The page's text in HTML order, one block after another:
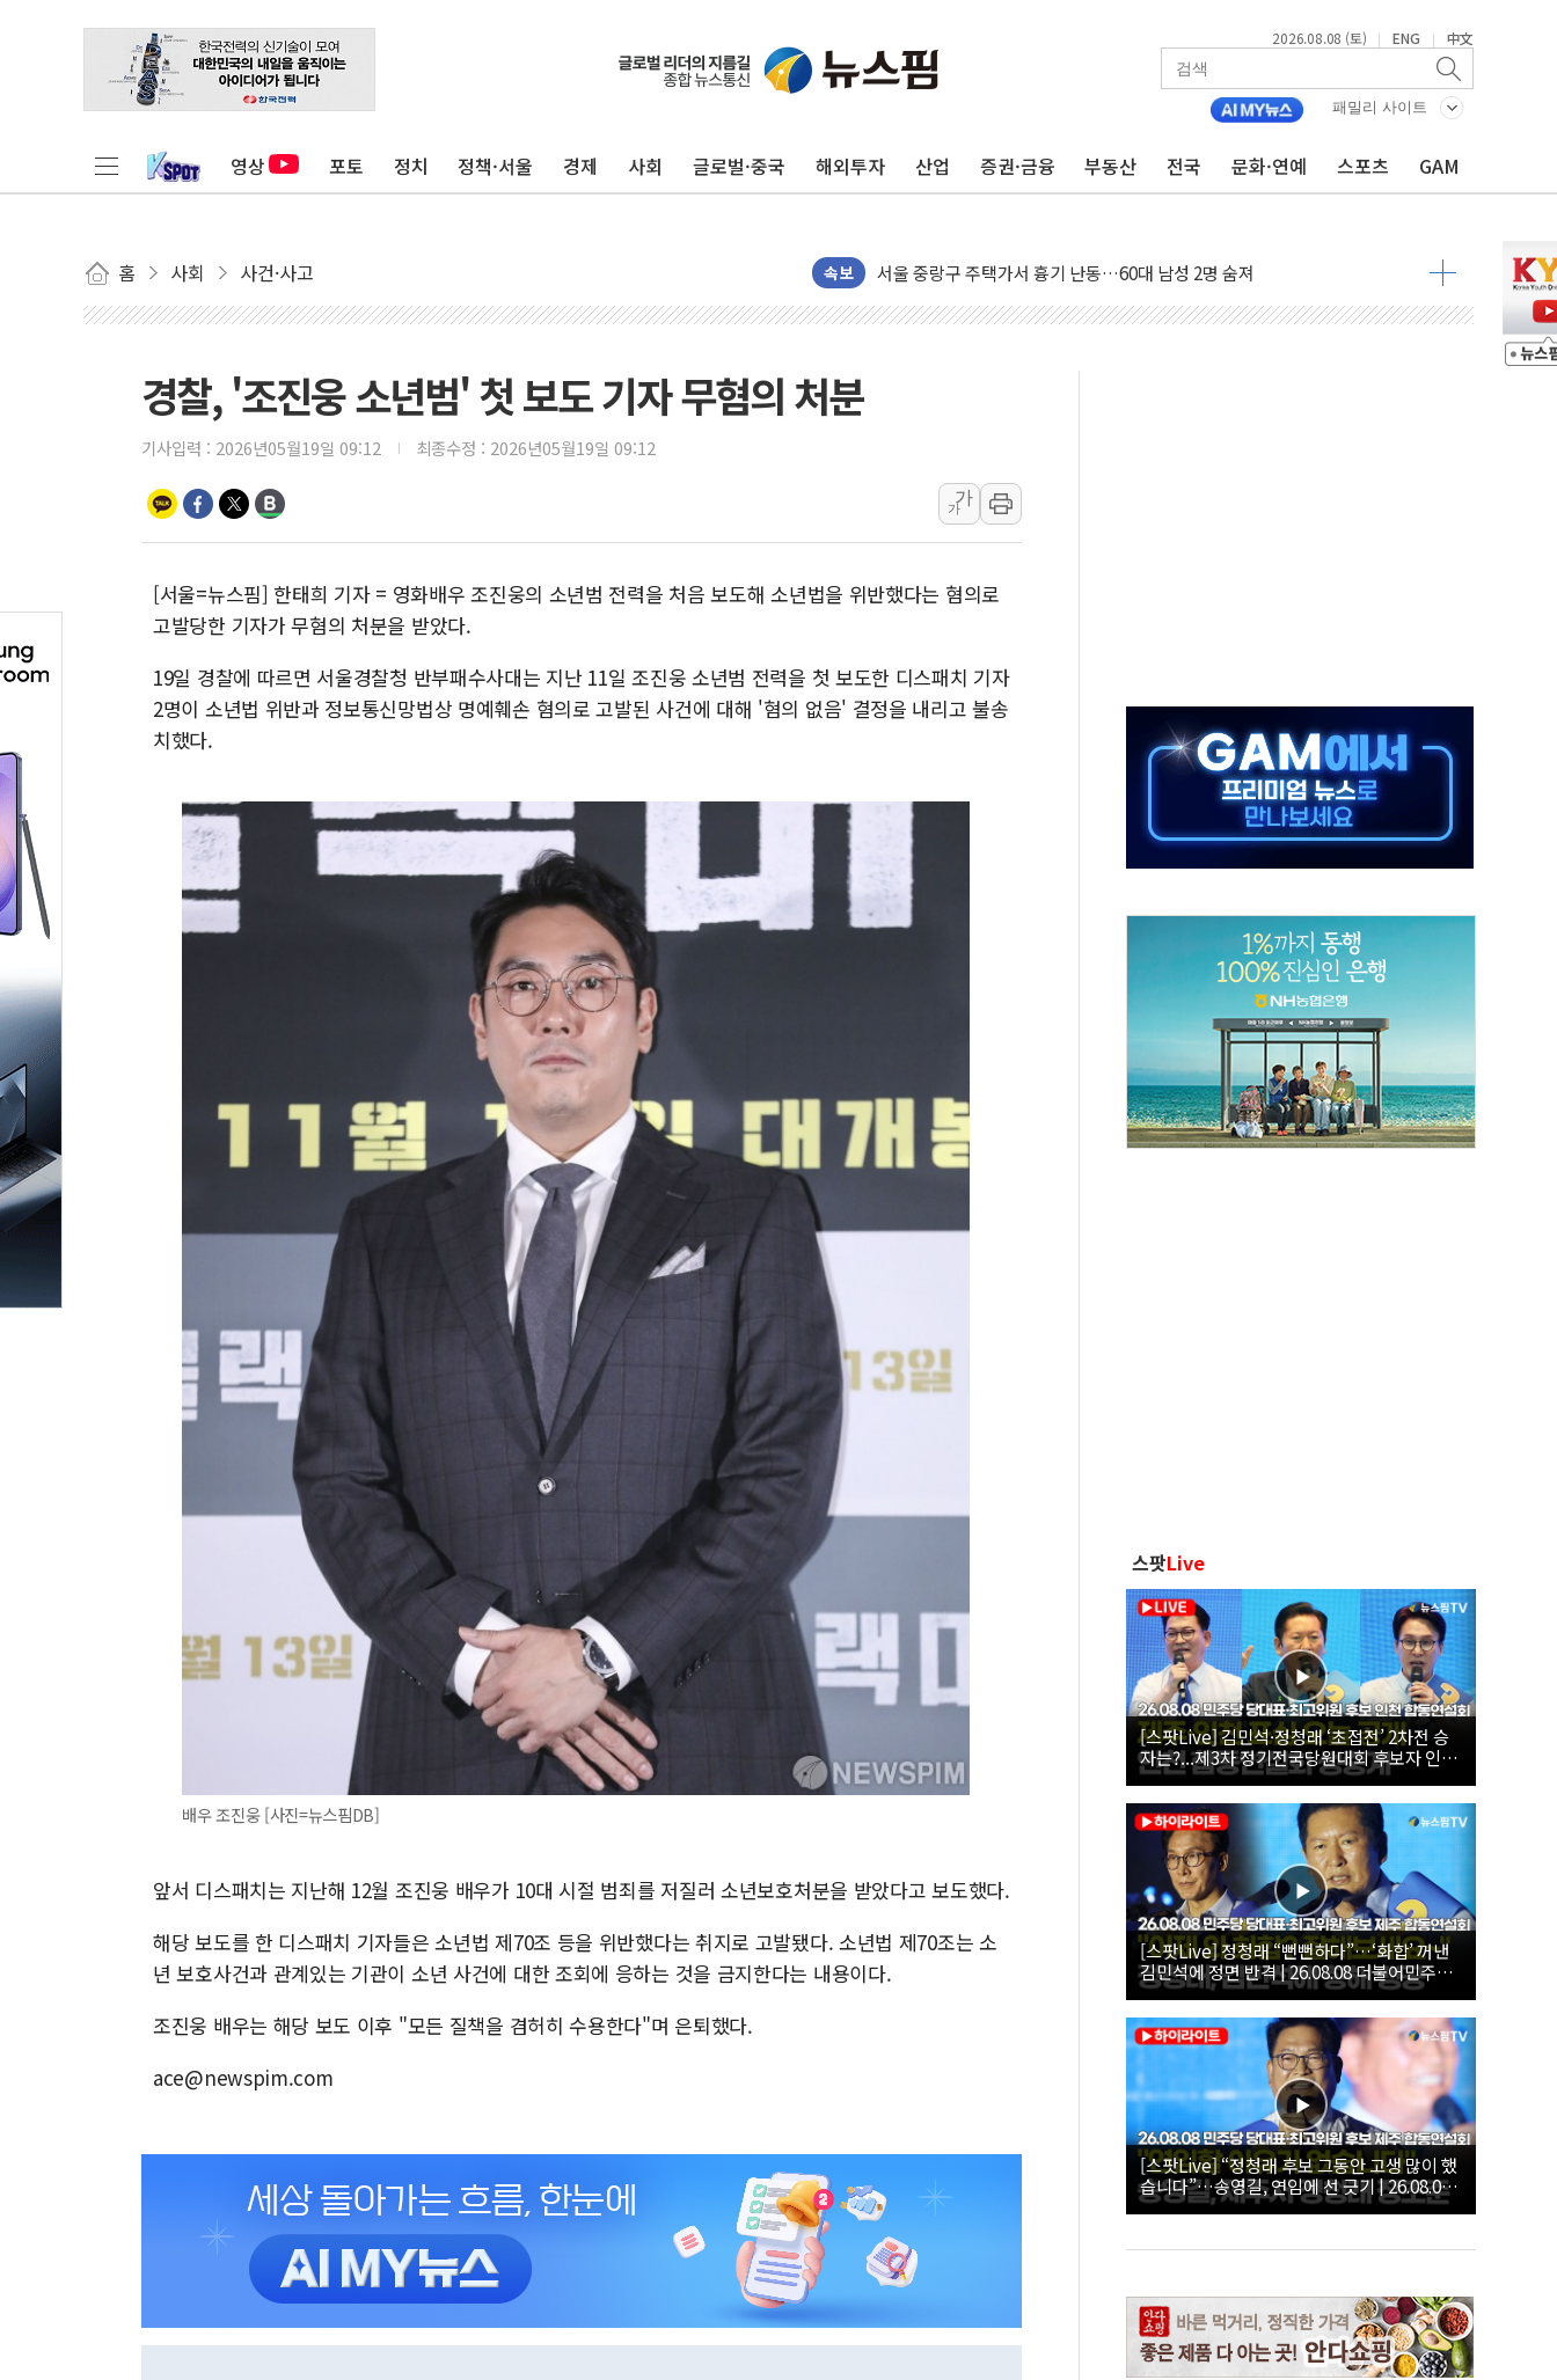
2026.08.08 (토) | ENG | 中文
패밀리 사이트
영상 포토 정치 정책·서울 경제 사회 글로벌·중국 해외투자 산업 증권·금융 부동산 전국 문화·연예 스포츠 GAM
홈 사회 사건·사고 속보
美, 이란전 출구전략 만지작…공습 한계·탄약 부족 현실화
강릉·동해·삼척 시간당 최대 50㎜ 폭우…강원 동해안 강한 비 어어져
서울 중랑구 주택가서 흉기 난동…60대 남성 2명 숨져
李대통령 "결혼 때문에 손해 보는 일 없게"…'결혼 페널티' 22개 과제 손본다
추미애, '위안부' 피해자 기림의 날 참석..."국제적 시민 연대로 목소리 내야"
'화합' 꺼낸 김민석에 '뻔뻔' 받아친 정청래…제주 연설서 신경전 고조
李대통령, ISA 개편 재검토 지시…與 "적극 환영"·野 "졸속 국정"
동해중부 전 해상 풍랑주의보…10일까지 최대 3.5m 높은 물결
연일 폭염에 온열질환 사망 23명…정부, 비상대응기구 가동
동해시, 11~14일 '별똥별 멍' 운영…페르세우스 유성우 관측
강원 중·남부 동해안 시간당 50mm 이상 폭우…호우경보 발효
청양 밭에서 일하던 90대 숨져…온열질환 여부 조사
폭염에 車 운전면허 기능시험 오전 집중 편성…체감온도 38도 넘으면 중단
李대통령, 'ISA·주가누르기 방지법' 전면 재검토 지시
경찰, '조진웅 소년범' 첫 보도 기자 무혐의 처분
기사입력 : 2026년05월19일 09:12 최종수정 : 2026년05월19일 09:12
가
가
[서울=뉴스핌] 한태희 기자 = 영화배우 조진웅의 소년범 전력을 처음 보도해 소년법을 위반했다는 혐의로
고발당한 기자가 무혐의 처분을 받았다.
19일 경찰에 따르면 서울경찰청 반부패수사대는 지난 11일 조진웅 소년범 전력을 첫 보도한 디스패치 기자
2명이 소년법 위반과 정보통신망법상 명예훼손 혐의로 고발된 사건에 대해 '혐의 없음' 결정을 내리고 불송
치했다.
배우 조진웅 [사진=뉴스핌DB]
앞서 디스패치는 지난해 12월 조진웅 배우가 10대 시절 범죄를 저질러 소년보호처분을 받았다고 보도했다.
해당 보도를 한 디스패치 기자들은 소년법 제70조 등을 위반했다는 취지로 고발됐다. 소년법 제70조는 소
년 보호사건과 관계있는 기관이 소년 사건에 대한 조회에 응하는 것을 금지한다는 내용이다.
조진웅 배우는 해당 보도 이후 "모든 질책을 겸허히 수용한다"며 은퇴했다.
ace@newspim.com
스팟Live
[스팟Live] 김민석·정청래 ‘초접전’ 2차전 승
자는?...제3차 정기전국당원대회 후보자 인천
합동연설회 생중계 | 26.08.08
[스팟Live] 정청래 “뻔뻔하다”…‘화합’ 꺼낸
김민석에 정면 반격 | 26.08.08 더불어민주당
당대표·최고위원 후보 제주 합동연설회
[스팟Live] “정청래 후보 그동안 고생 많이 했
습니다”…송영길, 연임에 선 긋기 | 26.08.08
더불어민주당 당대표·최고위원 후보 제주 합